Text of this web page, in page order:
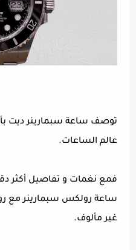
توصف ساعة سبمارينر ديت
عالم الساعات.
فمع نغمات و تفاصيل أكثر
ساعة رولكس سبمارينر مع
غير مألوف.